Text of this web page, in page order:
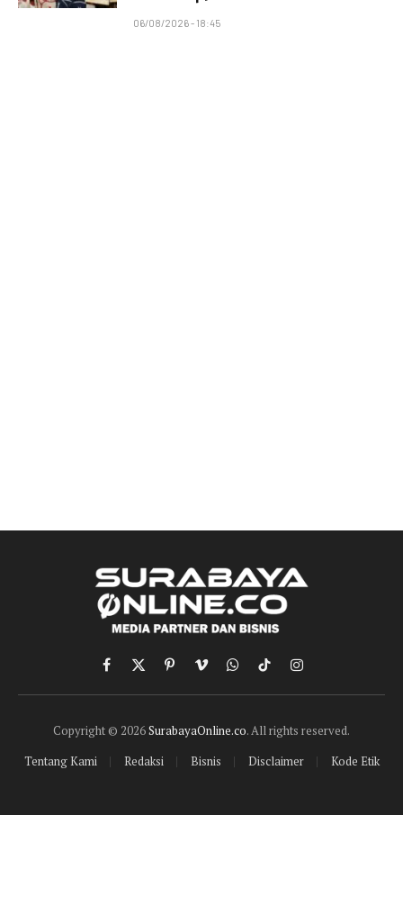
06/08/2026 - 18:45
Facebook
X
(Twitter)
PinterestVimeoWhatsApp
TikTokInstagram
Copyright © 2026SurabayaOnline.co. All rights reserved.
Tentang Kami
Redaksi Bisnis Disclaimer Kode Etik